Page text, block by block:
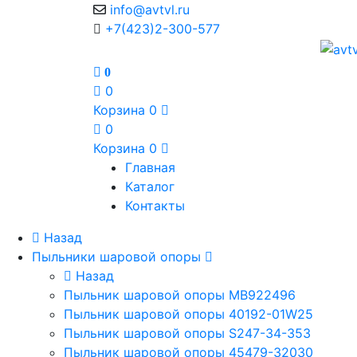
info@avtvl.ru
+7(423)2-300-577
0
0
Корзина 0
0
Корзина 0
Главная
Каталог
Контакты
Назад
Пыльники шаровой опоры
Назад
Пыльник шаровой опоры MB922496
Пыльник шаровой опоры 40192-01W25
Пыльник шаровой опоры S247-34-353
Пыльник шаровой опоры 45479-32030